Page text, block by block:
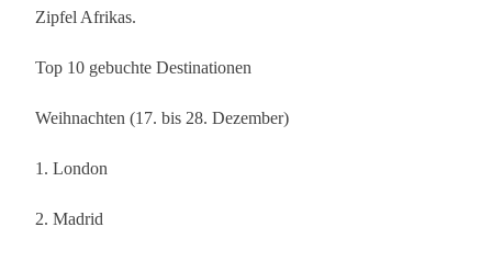
Zipfel Afrikas.
Top 10 gebuchte Destinationen
Weihnachten (17. bis 28. Dezember)
1. London
2. Madrid